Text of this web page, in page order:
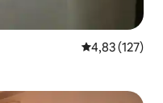
Gemiddelde
4,83 (127)